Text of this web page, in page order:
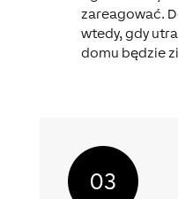
zareagować.
wtedy, gdy
domu będzie